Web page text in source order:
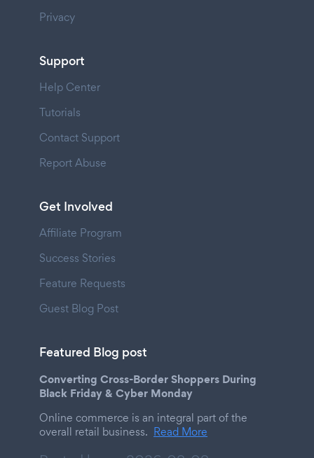
Privacy
Support
Help Center
Tutorials
Contact Support
Report Abuse
Get Involved
Affiliate Program
Success Stories
Feature Requests
Guest Blog Post
Featured Blog post
Converting Cross-Border Shoppers During
Black Friday & Cyber Monday
Online commerce is an integral part of the
overall retail business. Read More